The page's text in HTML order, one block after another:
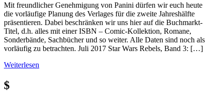
Mit freundlicher Genehmigung von Panini dürfen wir euch heute
die vorläufige Planung des Verlages für die zweite Jahreshälfte
präsentieren. Dabei beschränken wir uns hier auf die Buchmarkt-
Titel, d.h. alles mit einer ISBN – Comic-Kollektion, Romane,
Sonderbände, Sachbücher und so weiter. Alle Daten sind noch als
vorläufig zu betrachten. Juli 2017 Star Wars Rebels, Band 3: […]
Weiterlesen
$